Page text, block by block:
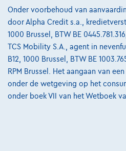
Vanaf €612,12 /maand
met
van€8.587,12
Ontdek het volledige cijfervoorbeeld
3390 Tielt-Winge,
Vergelijk
Onder voorbehoud van
door Alpha Credit s.a.,
1000 Brussel, BTW BE
TCS Mobility S.A., agent in
B12, 1000 Brussel, BTW BE
RPM Brussel. Het aangaan van
onder de wetgeving op het
onder boek VII van het Wetboek